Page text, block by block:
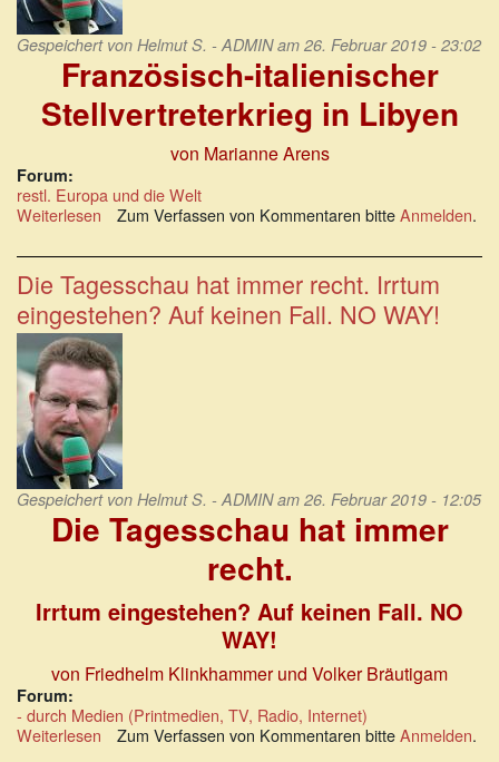
Gespeichert von Helmut S. - ADMINam 26. Februar 2019 - 23:02
Französisch-italienischer
Stellvertreterkrieg in Libyen
von Marianne Arens
Forum:
restl. Europa und die Welt
Weiterlesen über
italienischer
Stellvertreterkrieg
in
Libyen
Zum Verfassen von Kommentaren bitteAnmelden.
Die Tagesschau hat immer recht. Irrtum
eingestehen? Auf keinen Fall. NO WAY!
Gespeichert von Helmut S. - ADMINam 26. Februar 2019 - 12:05
Die Tagesschau hat immer
recht.
Irrtum eingestehen? Auf keinen Fall. NO
WAY!
von Friedhelm Klinkhammer und Volker Bräutigam
Forum:
- durch Medien (Printmedien, TV, Radio, Internet)
Weiterlesen über
Zum Verfassen von Kommentaren bitteAnmelden.